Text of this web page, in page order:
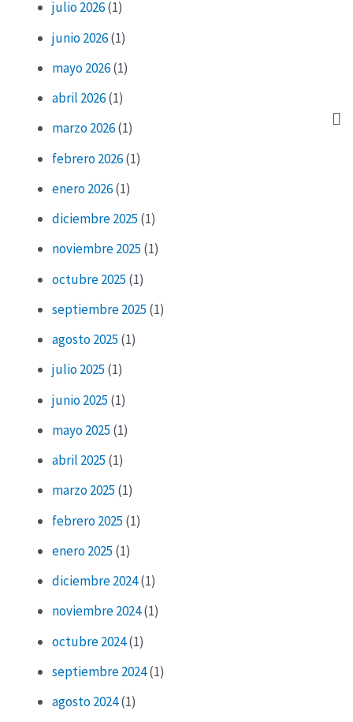
julio 2026(1)
junio 2026(1)
mayo 2026(1)
abril 2026(1)
marzo 2026(1)
febrero 2026(1)
enero 2026(1)
diciembre 2025 (1)
noviembre 2025 (1)
octubre 2025 (1)
septiembre 2025 (1)
agosto 2025 (1)
julio 2025 (1)
junio 2025 (1)
mayo 2025 (1)
abril 2025 (1)
marzo 2025 (1)
febrero 2025 (1)
enero 2025 (1)
diciembre 2024(1)
noviembre 2024(1)
octubre 2024(1)
septiembre 2024(1)
agosto 2024(1)